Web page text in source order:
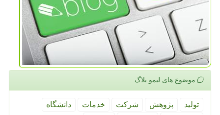
موضوع های لیمو بلاگ
تولید پژوهش شركت خدمات
دانشگاه